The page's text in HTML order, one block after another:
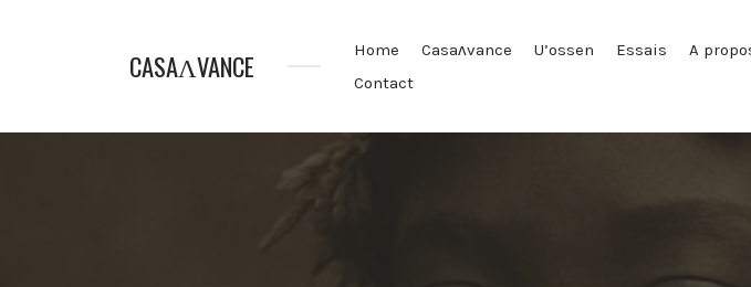
CASAɅVANCE
aVance…
Home Casaʌvance U’ossen Essais
A
Contact